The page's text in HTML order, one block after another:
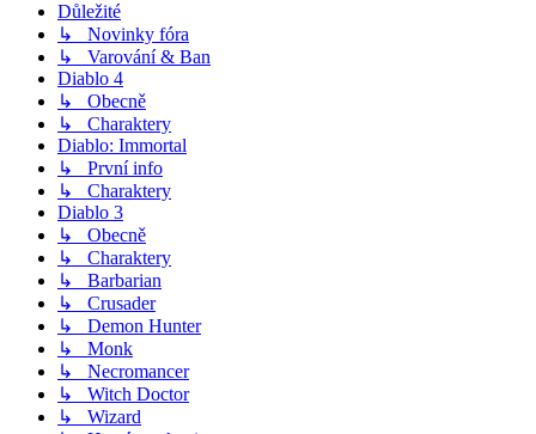
Důležité
↳ Novinky fóra
↳ Varování & Ban
Diablo 4
↳ Obecně
↳ Charaktery
Diablo: Immortal
↳ První info
↳ Charaktery
Diablo 3
↳ Obecně
↳ Charaktery
↳ Barbarian
↳ Crusader
↳ Demon Hunter
↳ Monk
↳ Necromancer
↳ Witch Doctor
↳ Wizard